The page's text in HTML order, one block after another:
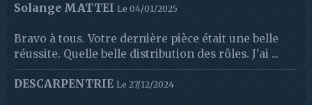
Solange MATTEI Le 04/01/2025
Bravo à tous. Votre dernière pièce était une belle
réussite. Quelle belle distribution des rôles. J'ai ...
DESCARPENTRIE Le 27/12/2024